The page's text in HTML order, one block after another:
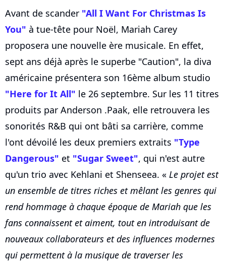
Avant de scander "All I Want For Christmas Is
You" à tue-tête pour Noël, Mariah Carey
proposera une nouvelle ère musicale. En effet,
sept ans déjà après le superbe "Caution", la diva
américaine présentera son 16ème album studio
"Here for It All" le 26 septembre. Sur les 11 titres
produits par Anderson .Paak, elle retrouvera les
sonorités R&B qui ont bâti sa carrière, comme
l'ont dévoilé les deux premiers extraits "Type
Dangerous" et "Sugar Sweet", qui n'est autre
qu'un trio avec Kehlani et Shenseea. « Le projet est
un ensemble de titres riches et mêlant les genres qui
rend hommage à chaque époque de Mariah que les
fans connaissent et aiment, tout en introduisant de
nouveaux collaborateurs et des influences modernes
qui permettent à la musique de traverser les